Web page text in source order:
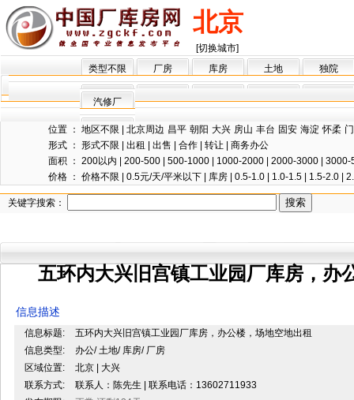
北京
[切换城市]
类型不限
厂房 库房 土地 独院
汽修厂
位置 ： 地区不限 北京周边 昌平 朝阳 大兴 房山 丰台 固安 海淀 怀柔
形式 ： 形式不限 出租 出售 合作 转让
商务办公
面积 ： 200以内 200-500 500-1000 1000-2000 2000-3000
3000-
价格 ： 价格不限 0.5元/天/平米以下 库房 0.5-1.0 1.0-1.5 1.5-2.0
关键字搜索：
五环内大兴旧宫镇工业园厂库房，办
信息描述
信息标题:
五环内大兴旧宫镇工业园厂库房，办公楼，场地空地出租
信息类型:
办公/ 土地/ 库房/ 厂房
区域位置:
北京 | 大兴
联系方式:
联系人：陈先生 | 联系电话：13602711933